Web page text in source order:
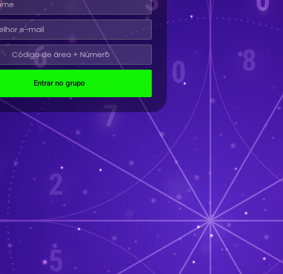
Entrar no grupo